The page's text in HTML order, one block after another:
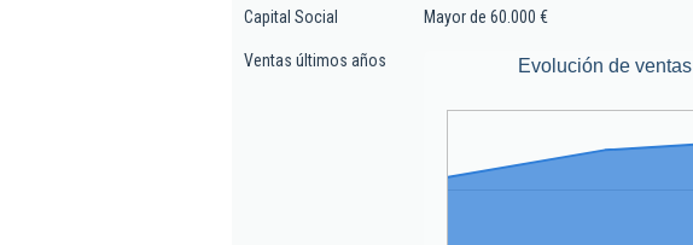
Capital Social Mayor de 60.000 €
Ventas últimos años Evolución de ventas